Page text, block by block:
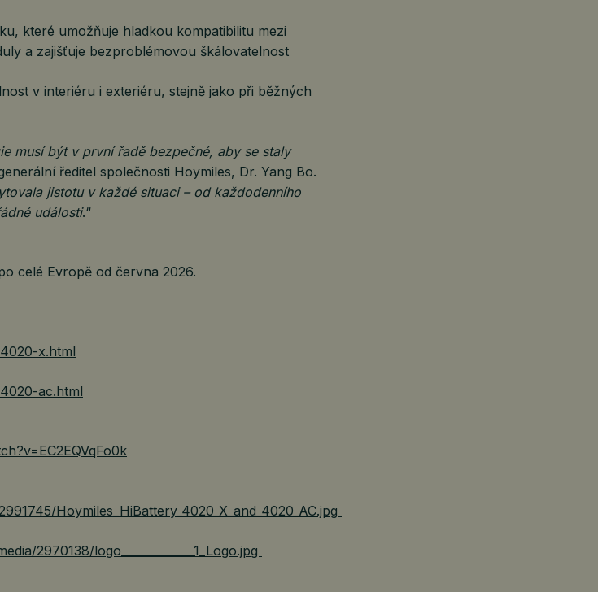
které umožňuje hladkou kompatibilitu mezi
a zajišťuje bezproblémovou škálovatelnost
v interiéru i exteriéru, stejně jako při běžných
musí být v první řadě bezpečné, aby se staly
ředitel společnosti Hoymiles, Dr. Yang Bo.
jistotu v každé situaci – od každodenního
události.“
celé Evropě od června 2026.
x.html
ac.html
Hoymiles_HiBattery_4020_X_and_4020_AC.jpg
2970138/logo_____________1_Logo.jpg